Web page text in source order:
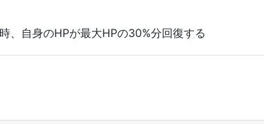
、自身のHPが最大HPの30%分回復する